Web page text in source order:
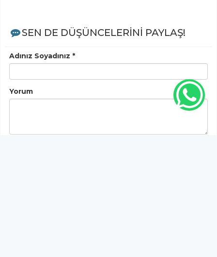
SEN DE DÜŞÜNCELERİNİ PAYLAŞ!
Adınız Soyadınız *
Yorum